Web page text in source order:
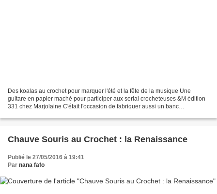
Des koalas au crochet pour marquer l'été et la fête de la musique Une
guitare en papier maché pour participer aux serial crocheteuses &M édition
331 chez Marjolaine C'était l'occasion de fabriquer aussi un banc
Chauve Souris au Crochet : la Renaissance
Publié le 27/05/2016 à 19:41
Par nana fafo